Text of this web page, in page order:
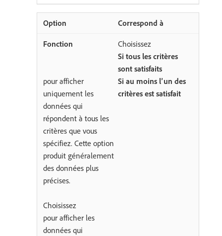
Correspond à
Choisissez
Si tous les critères
sont satisfaits
pour afficher
uniquement les
données qui
répondent à tous les
critères que vous
spécifiez. Cette option
produit généralement
des données plus
précises.
Choisissez
Si au moins l’un des
critères est satisfait
pour afficher les
données qui